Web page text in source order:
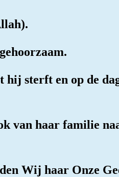
hij sterft en op de
van haar familie
Wij haar Onze